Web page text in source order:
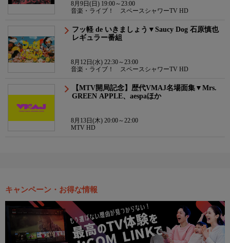
8月9日(日) 19:00～23:00
音楽・ライブ！ スペースシャワーTV HD
フッ軽 de いきましょう▼Saucy Dog 石原慎也
レギュラー番組
8月12日(水) 22:30～23:00
音楽・ライブ！ スペースシャワーTV HD
【MTV開局記念】歴代VMAJ名場面集▼Mrs.
GREEN APPLE、aespaほか
8月13日(木) 20:00～22:00
MTV HD
キャンペーン・お得な情報